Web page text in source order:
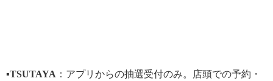
▪TSUTAYA ：アプリからの抽選受付のみ。店頭での予約・